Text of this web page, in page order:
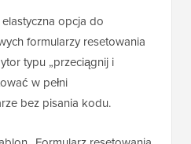
opcja do
formularzy resetowania
typu „przeciągnij i
w pełni
bez pisania kodu.